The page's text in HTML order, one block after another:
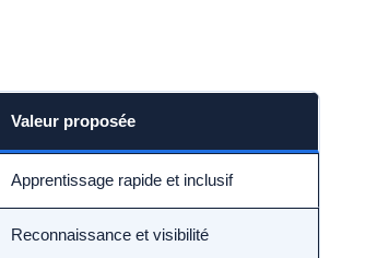
Valeur proposée
Apprentissage rapide et inclusif
Reconnaissance et visibilité